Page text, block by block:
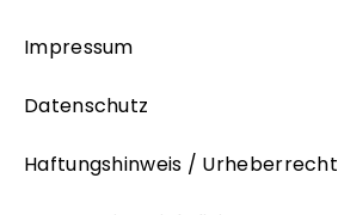
Impressum
Datenschutz
Haftungshinweis / Urheberrecht